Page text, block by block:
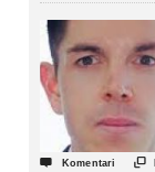
 Komentari 